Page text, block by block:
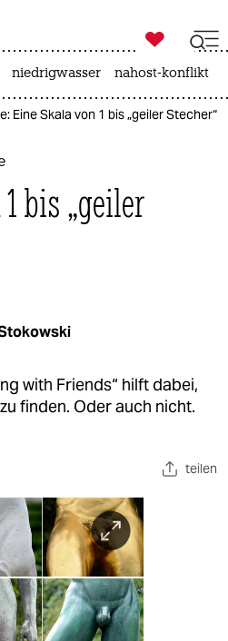
ich
ich

taz zahl ich
niedrigwasser nahost-konflikt
Eine Skala von 1 bis „geiler Stecher“
bis „geiler
with Friends“ hilft dabei,
finden. Oder auch nicht.
teilen